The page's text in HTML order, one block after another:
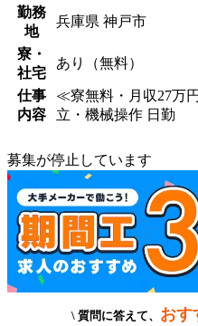
勤務
地
兵庫県 神戸市
寮・
社宅
あり（無料）
仕事
内容
≪寮無料・月収27万
立・機械操作 日勤
募集が停止しています
\ 質問に答えて、 おす